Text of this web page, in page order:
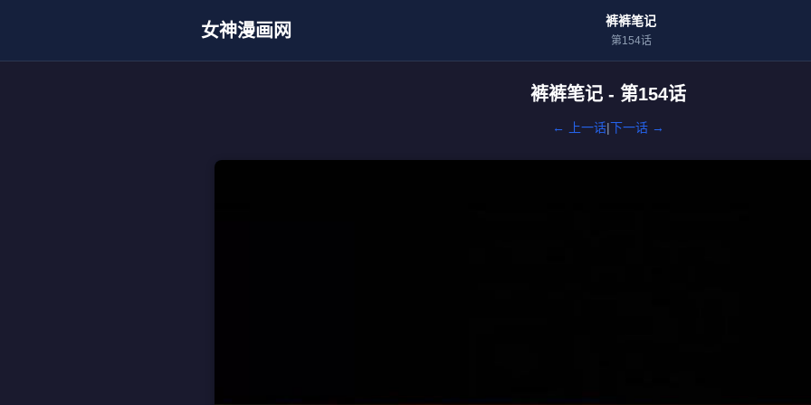
女神漫画网 裤裤笔记
第154话
裤裤笔记 - 第154话
← 上一话|下一话 →